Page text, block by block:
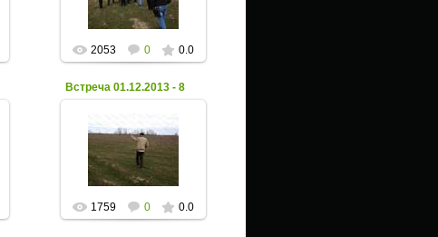
Xpax
2053 0 0.0
Встреча 01.12.2013 - 8
06 Декабря 2013
Xpax
1759 0 0.0